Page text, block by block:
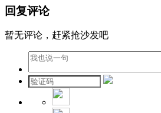
回复评论
暂无评论，赶紧抢沙发吧